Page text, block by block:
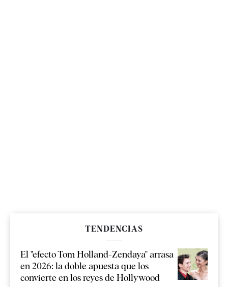
TENDENCIAS
El "efecto Tom Holland-Zendaya" arrasa
en 2026: la doble apuesta que los
convierte en los reyes de Hollywood